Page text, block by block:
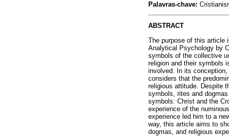
Palavras-chave:
ABSTRACT
The purpose of this article
Analytical Psychology by
symbols of the collective
religion and their symbols
involved. In its
considers that the
religious attitude. Despite
symbols, rites and
symbols: Christ and the
experience of the
experience led him to a
way, this article aims to
dogmas, and religious